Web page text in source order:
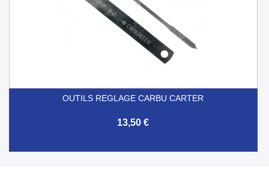
OUTILS REGLAGE CARBU CARTER
13,50 €